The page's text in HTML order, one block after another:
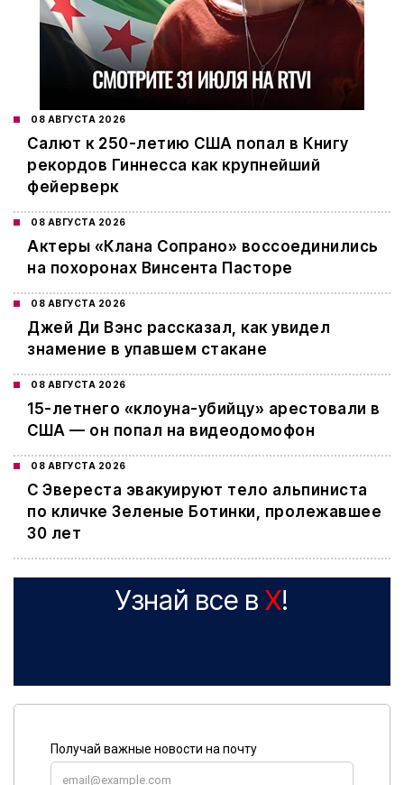
08 АВГУСТА 2026
Салют к 250-летию США попал в Книгу
рекордов Гиннесса как крупнейший
фейерверк
08 АВГУСТА 2026
Актеры «Клана Сопрано» воссоединились
на похоронах Винсента Пасторе
08 АВГУСТА 2026
Джей Ди Вэнс рассказал, как увидел
знамение в упавшем стакане
08 АВГУСТА 2026
15-летнего «клоуна-убийцу» арестовали в
США — он попал на видеодомофон
08 АВГУСТА 2026
С Эвереста эвакуируют тело альпиниста
по кличке Зеленые Ботинки, пролежавшее
30 лет
Узнай все в X!